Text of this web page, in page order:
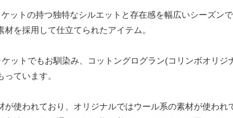
ットの持つ独特なシルエットと存在感を幅広いシーズン
を採用して仕立てられたアイテム。
ットでもお馴染み、コットングログラン(コリンボオリジ
ています。
が使われており、オリジナルではウール系の素材が使われ